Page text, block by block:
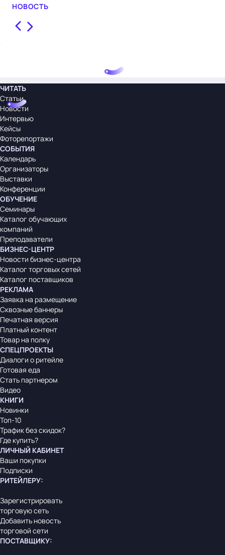
НОВОСТЬ
ЧИТАТЬ
Статьи
Новости
Интервью
Кейсы
Фоторепортажи
СОБЫТИЯ
Календарь
Организаторы
Выставки
Конференции
ОБУЧЕНИЕ
Семинары
Каталог обучающих
компаний
Преподаватели
БИЗНЕС-ЦЕНТР
Новости бизнес-центра
Каталог торговых сетей
Каталог поставщиков
РЕКЛАМА
Заявка на размещение
Сквозные баннеры
Печатная версия
Платный контент
Товар на полку
СПЕЦПРОЕКТЫ
Диалоги о ритейле
Готовая еда
Стать партнером
Видео
КНИГИ
Новинки
Топ-10
Трафик без скидок?
Где купить?
ЛИЧНЫЙ КАБИНЕТ
Ваши покупки
Подписки
РИТЕЙЛЕРУ:
Зарегистрировать
торговую сеть
Добавить новость
торговой сети
ПОСТАВЩИКУ: